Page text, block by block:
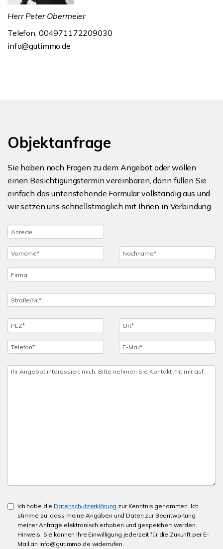
Herr Peter Obermeier
Telefon: 004971172209030
info@gutimmo.de
Objektanfrage
Sie haben noch Fragen zu dem Angebot oder wollen
einen Besichtigungstermin vereinbaren, dann füllen Sie
einfach das untenstehende Formular vollständig aus und
wir setzen uns schnellstmöglich mit Ihnen in Verbindung.
Ich habe die Datenschutzerklärung zur Kenntnis genommen. Ich
stimme zu, dass meine Angaben und Daten zur Beantwortung
meiner Anfrage elektronisch erhoben und gespeichert werden.
Hinweis: Sie können Ihre Einwilligung jederzeit für die Zukunft per E-
Mail an info@gutimmo.de widerrufen.